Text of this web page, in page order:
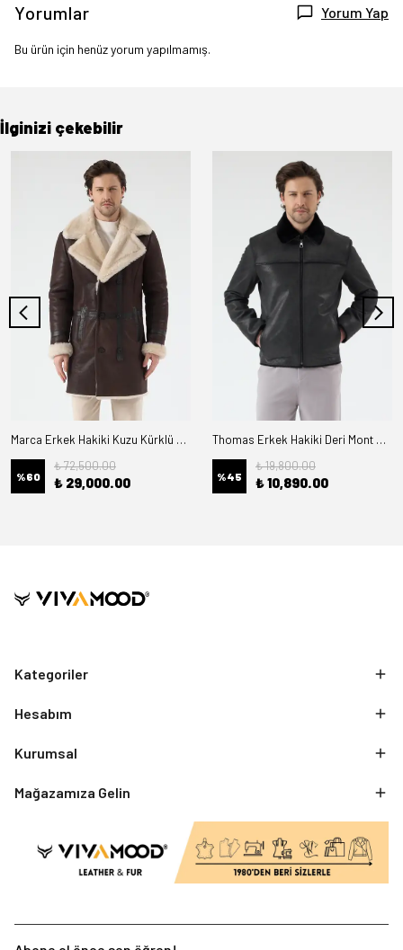
Yorumlar Yorum Yap
Bu ürün için henüz yorum yapılmamış.
İlginizi çekebilir
Marca Erkek Hakiki Kuzu Kürklü Deri Kaban
%60
₺ 72,500.00
₺ 29,000.00
Thomas Erkek Hakiki Deri Mont Kürk Astarlı
%45
₺ 19,800.00
₺ 10,890.00
Kategoriler
Hesabım
Kurumsal
Mağazamıza Gelin